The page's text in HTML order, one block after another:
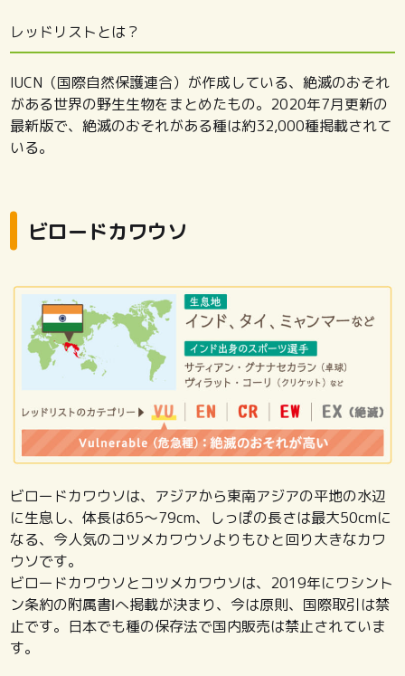
レッドリストとは？
IUCN（国際自然保護連合）が作成している、絶滅のおそれ
がある世界の野生生物をまとめたもの。2020年7月更新の
最新版で、絶滅のおそれがある種は約32,000種掲載されて
いる。
ビロードカワウソ
ビロードカワウソは、アジアから東南アジアの平地の水辺
に生息し、体長は65～79cm、しっぽの長さは最大50cmに
なる、今人気のコツメカワウソよりもひと回り大きなカワ
ウソです。
ビロードカワウソとコツメカワウソは、2019年にワシント
ン条約の附属書Ⅰへ掲載が決まり、今は原則、国際取引は禁
止です。日本でも種の保存法で国内販売は禁止されていま
す。